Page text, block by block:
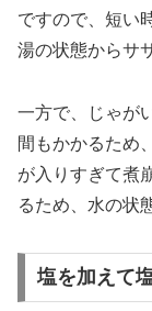
ですので、短い
湯の状態からサ
一方で、じゃが
間もかかるため
が入りすぎて煮
るため、水の状
塩を加えて